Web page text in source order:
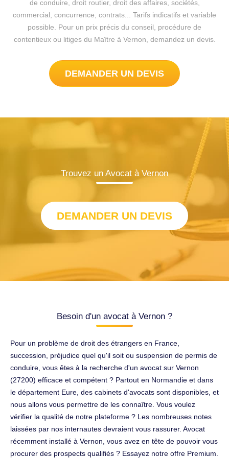
de conduire, droit routier, droit des affaires, sociétés,
commercial, concurrence, contrats... Tarifs indicatifs et variable
possible. Pour un prix précis du conseil, procédure de
contentieux ou litiges du Maître à Vernon, demandez un devis.
DEMANDER UN DEVIS
Trouvez un Avocat à Vernon
DEMANDER UN DEVIS
Besoin d'un avocat à Vernon ?
Pour un problème de droit des étrangers en France,
succession, préjudice quel qu'il soit ou suspension de permis de
conduire, vous êtes à la recherche d'un avocat sur Vernon
(27200) efficace et compétent ? Partout en Normandie et dans
le département Eure, des cabinets d'avocats sont disponibles, et
nous allons vous permettre de les connaître. Vous voulez
vérifier la qualité de notre plateforme ? Les nombreuses notes
laissées par nos internautes devraient vous rassurer. Avocat
récemment installé à Vernon, vous avez en tête de pouvoir vous
procurer des prospects qualifiés ? Essayez notre offre Premium.